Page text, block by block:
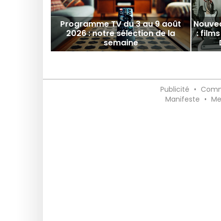
Programme TV du 3 au 9 août
2026 : notre sélection de la
semaine
:
Publicité •
Manifeste •